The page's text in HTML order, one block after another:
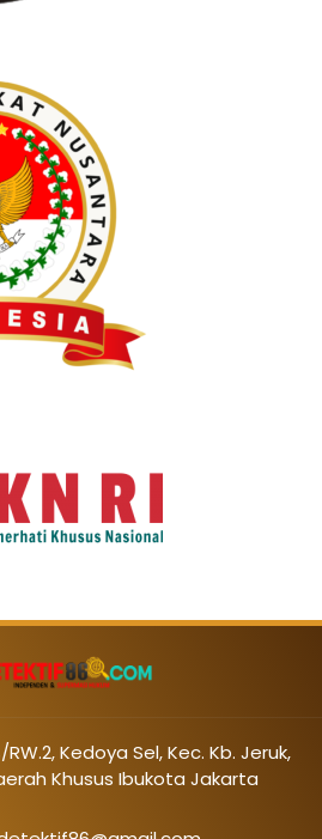
Kedoya Sel, Kec. Kb. Jeruk,
Khusus Ibukota Jakarta